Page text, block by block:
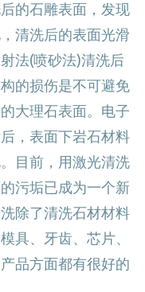
的石雕表面，发现
清洗后的表面光滑
法(喷砂法)清洗后
的损伤是不可避免
大理石表面。电子
，表面下岩石材料
目前，用激光清洗
污垢已成为一个新
除了清洗石材材料
具、牙齿、芯片、
品方面都有很好的